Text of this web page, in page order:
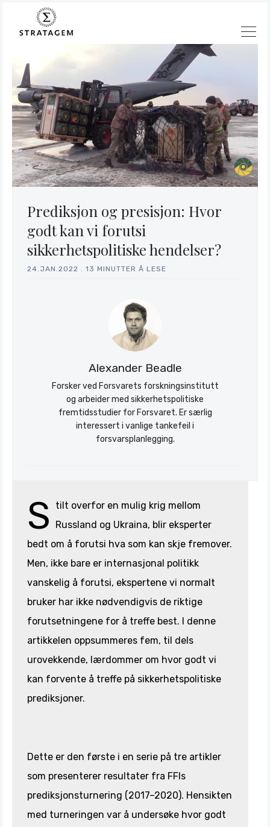
Stratagem
Prediksjon og presisjon: Hvor
godt kan vi forutsi
sikkerhetspolitiske hendelser?
24.JAN.2022 13 MINUTTER Å LESE
Alexander Beadle
Forsker ved Forsvarets forskningsinstitutt
og arbeider med sikkerhetspolitiske
fremtidsstudier for Forsvaret. Er særlig
interessert i vanlige tankefeil i
forsvarsplanlegging.
S
tilt overfor en mulig krig mellom
Russland og Ukraina, blir eksperter
bedt om å forutsi hva som kan skje fremover.
Men, ikke bare er internasjonal politikk
vanskelig å forutsi, ekspertene vi normalt
bruker har ikke nødvendigvis de riktige
forutsetningene for å treffe best. I denne
artikkelen oppsummeres fem, til dels
urovekkende, lærdommer om hvor godt vi
kan forvente å treffe på sikkerhetspolitiske
prediksjoner.
Dette er den første i en serie på tre artikler
som presenterer resultater fra FFIs
prediksjonsturnering (2017–2020). Hensikten
med turneringen var å undersøke hvor godt